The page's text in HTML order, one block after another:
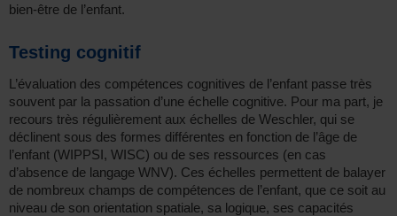
bien-être de l’enfant.
Testing cognitif
L’évaluation des compétences cognitives de l’enfant passe très
souvent par la passation d’une échelle cognitive. Pour ma part, je
recours très régulièrement aux échelles de Weschler, qui se
déclinent sous des formes différentes en fonction de l’âge de
l’enfant (WIPPSI, WISC) ou de ses ressources (en cas
d’absence de langage WNV). Ces échelles permettent de balayer
de nombreux champs de compétences de l’enfant, que ce soit au
niveau de son orientation spatiale, sa logique, ses capacités